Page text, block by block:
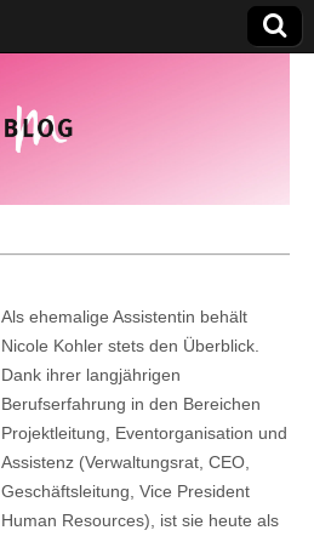
Als ehemalige Assistentin behält
Nicole Kohler stets den Überblick.
Dank ihrer langjährigen
Berufserfahrung in den Bereichen
Projektleitung, Eventorganisation und
Assistenz (Verwaltungsrat, CEO,
Geschäftsleitung, Vice President
Human Resources), ist sie heute als